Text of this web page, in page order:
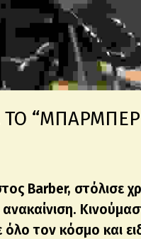
ΤΟ
Barber, στόλισε
τον κόσμο και